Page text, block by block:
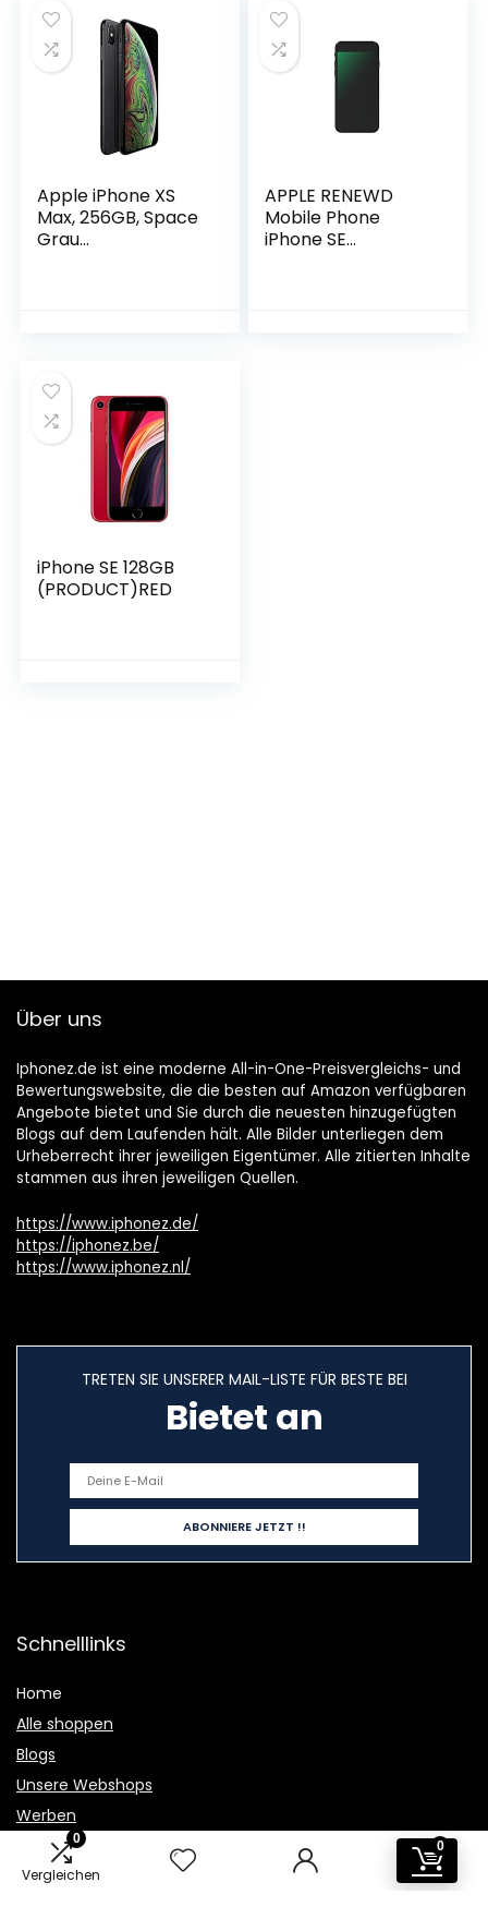
0
Vergleichen
0
Apple iPhone XS
Max, 256GB, Space
Grau
APPLE RENEWD
Mobile Phone
iPhone SE
iPhone SE 128GB
(PRODUCT)RED
Über uns
Iphonez.de ist eine moderne All-in-One-Preisvergleichs- und
Bewertungswebsite, die die besten auf Amazon verfügbaren
Angebote bietet und Sie durch die neuesten hinzugefügten
Blogs auf dem Laufenden hält. Alle Bilder unterliegen dem
Urheberrecht ihrer jeweiligen Eigentümer. Alle zitierten Inhalte
stammen aus ihren jeweiligen Quellen.
https://www.iphonez.de/
https://iphonez.be/
https://www.iphonez.nl/
TRETEN SIE UNSERER MAIL-LISTE FÜR BESTE BEI
Bietet an
Schnelllinks
Home
Alle shoppen
Blogs
Unsere Webshops
Werben
Erklärungen